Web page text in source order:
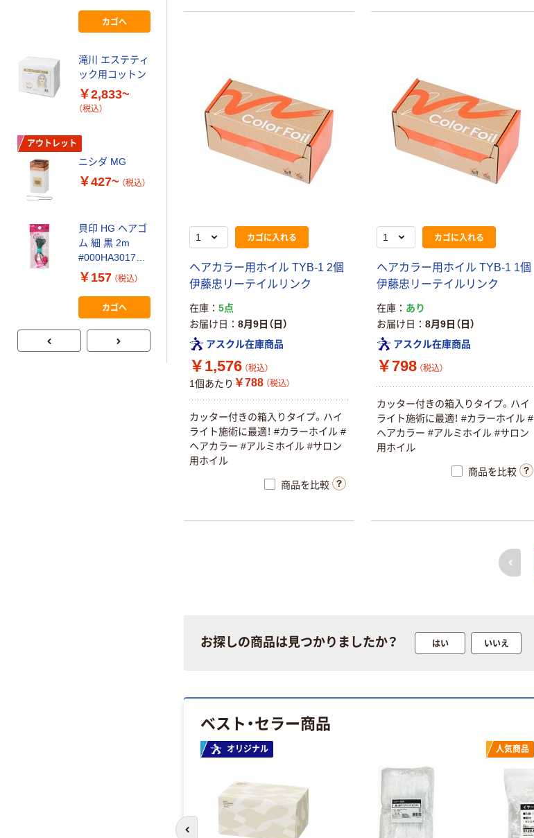
カゴに入れる
ヘアカラー用ホイル TYB-1 2個
伊藤忠リーテイルリンク
在庫
5点
お届け日
8月9日（日）
アスクル在庫商品
￥1,576 （税込）
1個あたり ￥788 （税込）
カッター付きの箱入りタイプ。ハイ
ライト施術に最適！ #カラーホイル #
ヘアカラー #アルミホイル #サロン
用ホイル
商品を比較
カゴに入れる
ヘアカラー用ホイル TYB-1 1個
伊藤忠リーテイルリンク
在庫
あり
お届け日
8月9日（日）
アスクル在庫商品
￥798 （税込）
カッター付きの箱入りタイプ。ハイ
ライト施術に最適！ #カラーホイル #
ヘアカラー #アルミホイル #サロン
用ホイル
商品を比較
前へ
お探しの商品は見つかりましたか？ はい いいえ
ベスト・セラー商品
オリジナル 人気商品
カゴへ
滝川 エステティ
ック用コットン
￥2,833~
（税込）
アウトレット
ニシダ MG
￥427~ （税込）
貝印 HG ヘアゴ
ム 細 黒 2m
#000HA3017
1パック（直送
￥157 （税込）
カゴへ
￥2,833~
（税込）
アウトレット
ニシダ MG
貝印 HG ヘアゴ
ム 細 黒 2m
1パック（直送
品）
￥157 （税込）
カゴへ